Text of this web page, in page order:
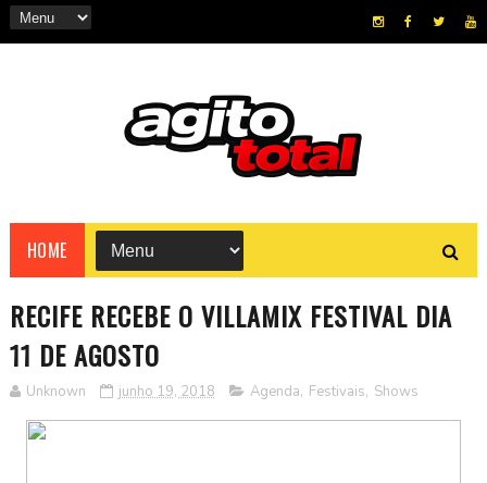
HOME
RECIFE RECEBE O VILLAMIX FESTIVAL DIA
11 DE AGOSTO
Unknown junho 19, 2018 Agenda, Festivais, Shows